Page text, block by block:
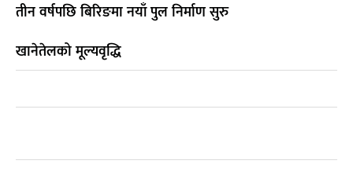
तीन वर्षपछि बिरिङमा नयाँ पुल निर्माण सुरु
खानेतेलको मूल्यवृद्धि